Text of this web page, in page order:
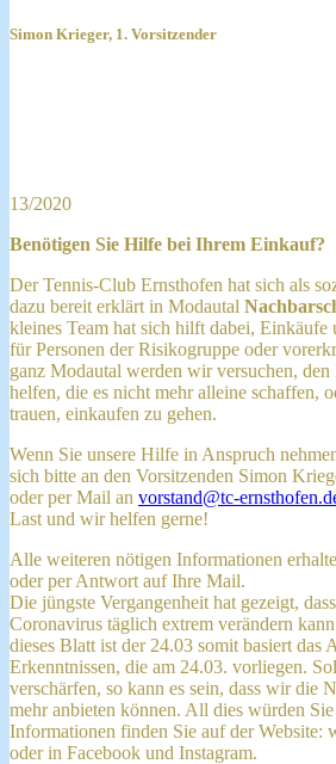
Simon Krieger, 1. Vorsitzender
13/2020
Benötigen Sie Hilfe bei Ihrem Einkauf?
Der Tennis-Club Ernsthofen hat sich als
dazu bereit erklärt in Modautal
kleines Team hat sich hilft dabei, Einkäufe
für Personen der Risikogruppe oder
ganz Modautal werden wir versuchen, den
helfen, die es nicht mehr alleine schaffen,
trauen, einkaufen zu gehen.
Wenn Sie unsere Hilfe in Anspruch
sich bitte an den Vorsitzenden Simon
oder per Mail an vorstand@tc-
Last und wir helfen gerne!
Alle weiteren nötigen Informationen
oder per Antwort auf Ihre Mail.
Die jüngste Vergangenheit hat gezeigt,
Coronavirus täglich extrem verändern
dieses Blatt ist der 24.03 somit basiert das
Erkenntnissen, die am 24.03. vorliegen.
verschärfen, so kann es sein, dass wir die
mehr anbieten können. All dies würden
Informationen finden Sie auf der Website:
oder in Facebook und Instagram.